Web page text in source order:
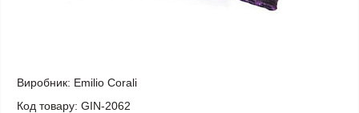
Виробник: Emilio Corali
Код товару: GIN-2062